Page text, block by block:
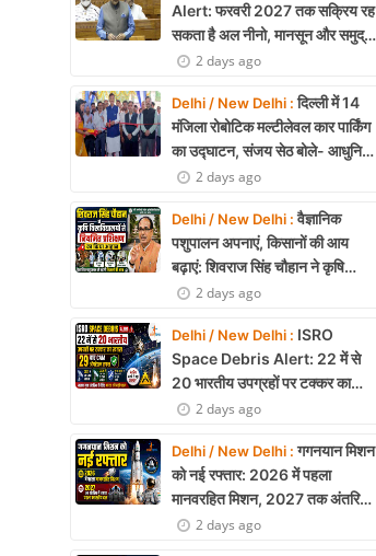
Literature
History Speaks
Contact Us
Alert: फरवरी 2027 तक सक्रिय रह
सकता है अल नीनो, मानसून और समुद्री
पारिस्थितिकी पर असर की आशंका
2 days ago
Delhi / New Delhi :दिल्ली में 14
मंजिला रोबोटिक मल्टीलेवल कार पार्किंग
का उद्घाटन, संजय सेठ बोले- आधुनिक
तकनीक से मिलेगी बड़ी राहत
2 days ago
Delhi / New Delhi :वैज्ञानिक
पशुपालन अपनाएं, किसानों की आय
बढ़ाएं: शिवराज सिंह चौहान ने कृषि
विश्वविद्यालयों से नियमित प्रशिक्षण का
2 days ago
Delhi / New Delhi : ISRO
Space Debris Alert: 22 में से
20 भारतीय उपग्रहों पर टक्कर का
खतरा, 29 बार CAM ऑपरेशन सफल
2 days ago
Delhi / New Delhi :गगनयान मिशन
को नई रफ्तार: 2026 में पहला
मानवरहित मिशन, 2027 तक अंतरिक्ष
में जाएगा पहला भारतीय दल
2 days ago